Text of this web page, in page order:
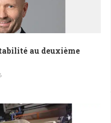
au deuxième